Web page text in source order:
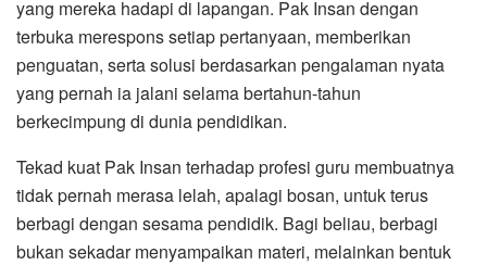
yang mereka hadapi di lapangan. Pak Insan dengan
terbuka merespons setiap pertanyaan, memberikan
penguatan, serta solusi berdasarkan pengalaman nyata
yang pernah ia jalani selama bertahun-tahun
berkecimpung di dunia pendidikan.
Tekad kuat Pak Insan terhadap profesi guru membuatnya
tidak pernah merasa lelah, apalagi bosan, untuk terus
berbagi dengan sesama pendidik. Bagi beliau, berbagi
bukan sekadar menyampaikan materi, melainkan bentuk